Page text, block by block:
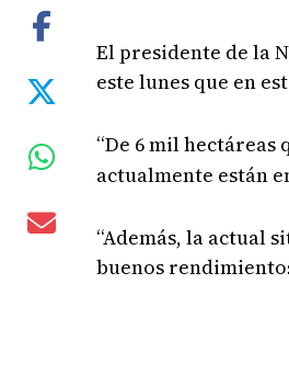
El presidente de la
este lunes que en
“De 6 mil hectáreas
actualmente están
“Además, la actual
buenos